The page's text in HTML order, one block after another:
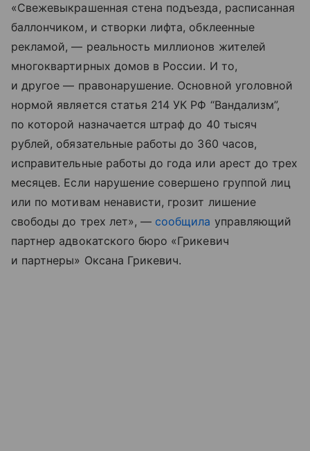
«Свежевыкрашенная стена подъезда, расписанная
баллончиком, и створки лифта, обклеенные
рекламой, — реальность миллионов жителей
многоквартирных домов в России. И то,
и другое — правонарушение. Основной уголовной
нормой является статья 214 УК РФ “Вандализм”,
по которой назначается штраф до 40 тысяч
рублей, обязательные работы до 360 часов,
исправительные работы до года или арест до трех
месяцев. Если нарушение совершено группой лиц
или по мотивам ненависти, грозит лишение
свободы до трех лет», — сообщила управляющий
партнер адвокатского бюро «Грикевич
и партнеры» Оксана Грикевич.